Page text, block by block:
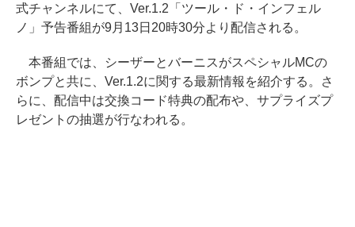
式チャンネルにて、Ver.1.2「ツール・ド・インフェル
ノ」予告番組が9月13日20時30分より配信される。
本番組では、シーザーとバーニスがスペシャルMCの
ボンプと共に、Ver.1.2に関する最新情報を紹介する。さ
らに、配信中は交換コード特典の配布や、サプライズプ
レゼントの抽選が行なわれる。